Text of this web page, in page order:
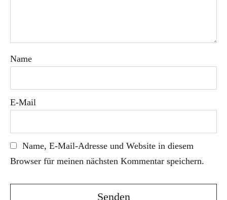
Name
E-Mail
Name, E-Mail-Adresse und Website in diesem
Browser für meinen nächsten Kommentar speichern.